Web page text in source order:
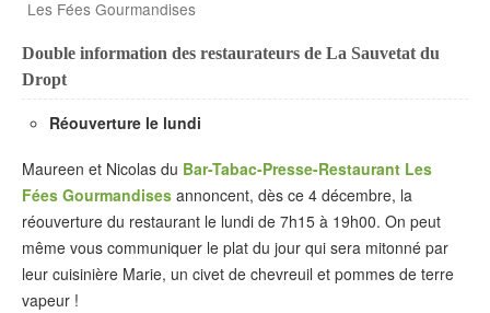
Les Fées Gourmandises
Double information des restaurateurs de La Sauvetat du
Dropt
Réouverture le lundi
Maureen et Nicolas du Bar-Tabac-Presse-Restaurant Les
Fées Gourmandises annoncent, dès ce 4 décembre, la
réouverture du restaurant le lundi de 7h15 à 19h00. On peut
même vous communiquer le plat du jour qui sera mitonné par
leur cuisinière Marie, un civet de chevreuil et pommes de terre
vapeur !